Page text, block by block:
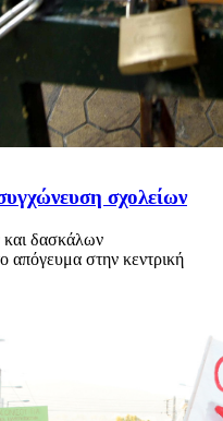
σχολείων
δασκάλων
απόγευμα στην κεντρική